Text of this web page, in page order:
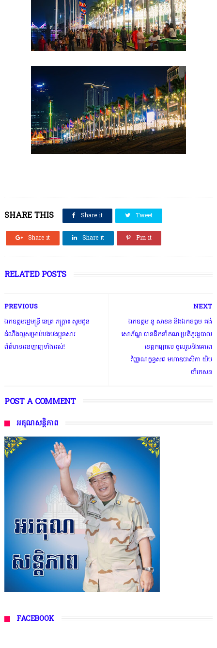
SHARE THIS Share it Tweet
Share it Share it Pin it
RELATED POSTS
NEXT
ឯកឧត្តម នូ សាខន និងឯកឧត្តម គង់
សោភ័ណ្ឌ បានដឹកនាំគណ:ប្រតិភូរដ្ឋបាល
ខេត្តកណ្ដាល ចូលរួមនិងគោរព
វិញ្ញាណក្ខន្ធសព មហាឧបាសិកា យិប
ថាំកេសន
PREVIOUS
ឯកឧត្តមរដ្ឋមន្ត្រី នេត្រ ភក្ត្រា៖ សូមជូន
ដំណឹងល្អសម្រាប់បងបងប្អូនសារ
ព័ត៌មានអនឡាញទាំងអស់!
POST A COMMENT
អគុណសន្តិភាព
FACEBOOK